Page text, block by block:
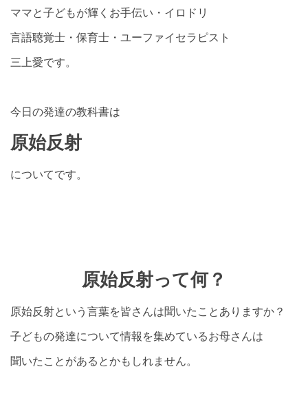
ママと子どもが輝くお手伝い・イロドリ
言語聴覚士・保育士・ユーファイセラピスト
三上愛です。
今日の発達の教科書は
原始反射
についてです。
原始反射って何？
原始反射という言葉を皆さんは聞いたことありますか？
子どもの発達について情報を集めているお母さんは
聞いたことがあるとかもしれません。